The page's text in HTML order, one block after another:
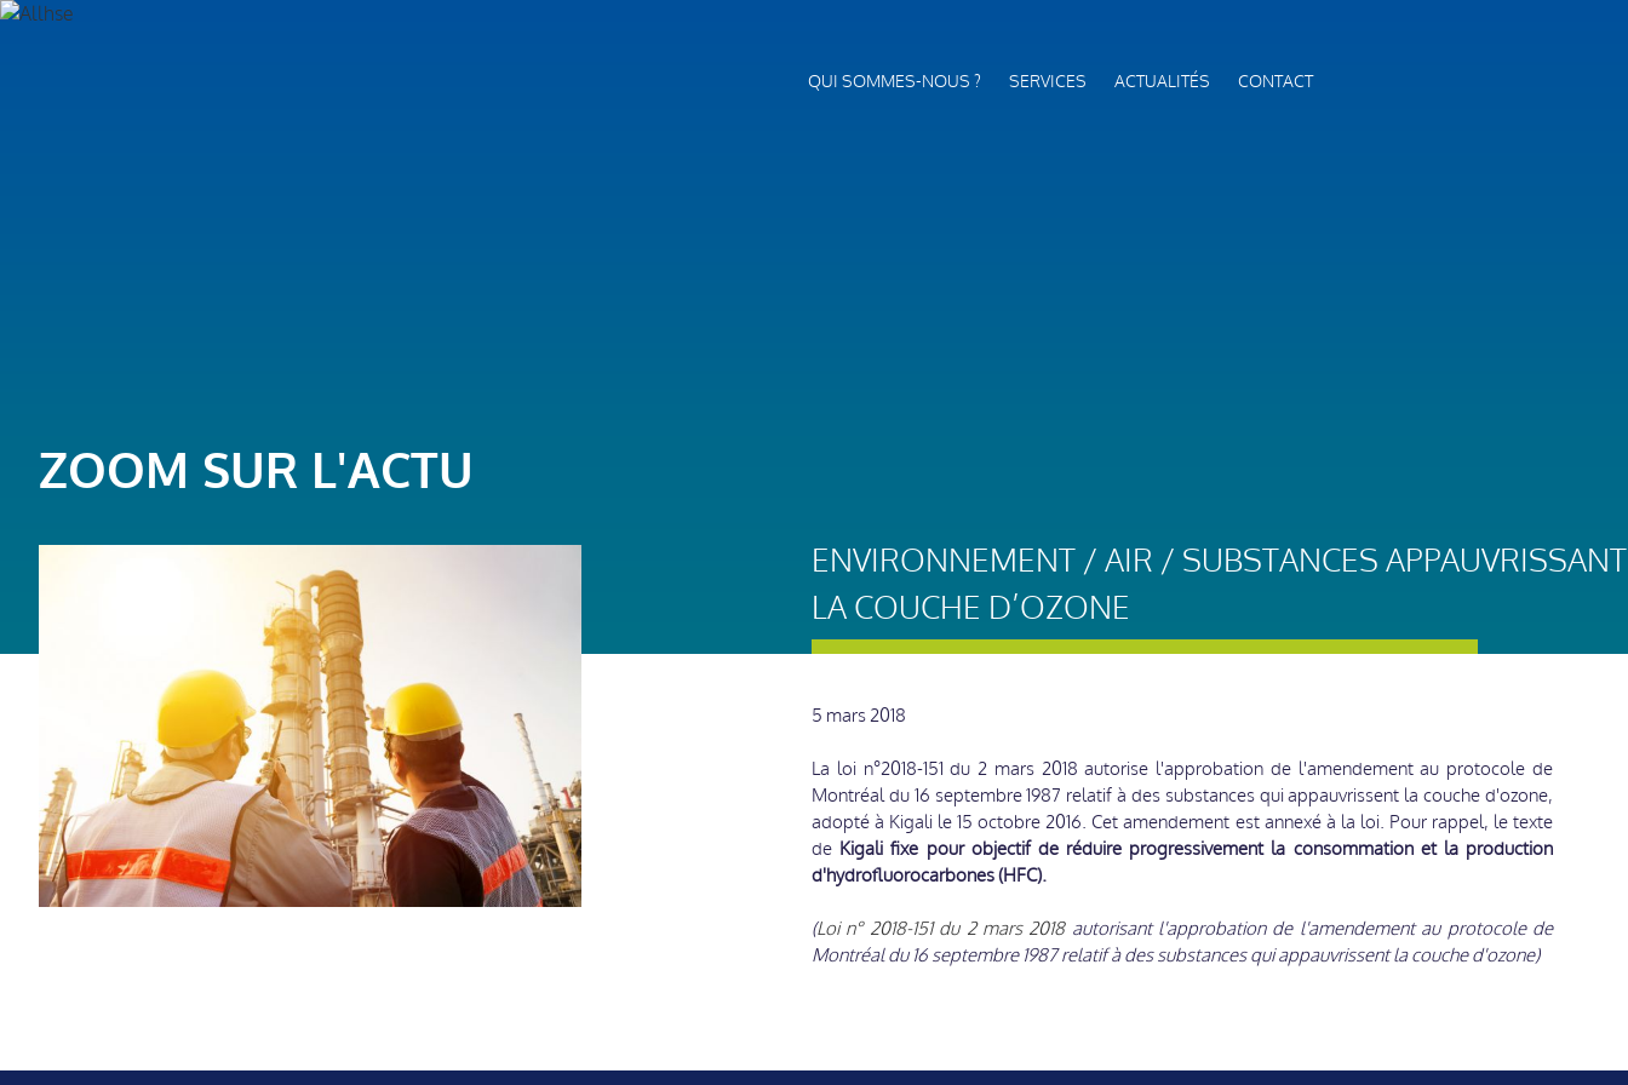
QUI SOMMES-NOUS ? SERVICES ACTUALITÉS CONTACT
ENVIRONNEMENT / AIR / SUBSTANCES APPAUVRISSANT
LA COUCHE D’OZONE
ZOOM SUR L'ACTU
5 mars 2018
La loi n°2018-151 du 2 mars 2018 autorise l'approbation de l'amendement au protocole de
Montréal du 16 septembre 1987 relatif à des substances qui appauvrissent la couche d'ozone,
adopté à Kigali le 15 octobre 2016. Cet amendement est annexé à la loi. Pour rappel, le texte
de Kigali fixe pour objectif de réduire progressivement la consommation et la production
d'hydrofluorocarbones (HFC).
(Loi n° 2018-151 du 2 mars 2018autorisant l'approbation de l'amendement au protocole de
Montréal du 16 septembre 1987 relatif à des substances qui appauvrissent la couche d'ozone)